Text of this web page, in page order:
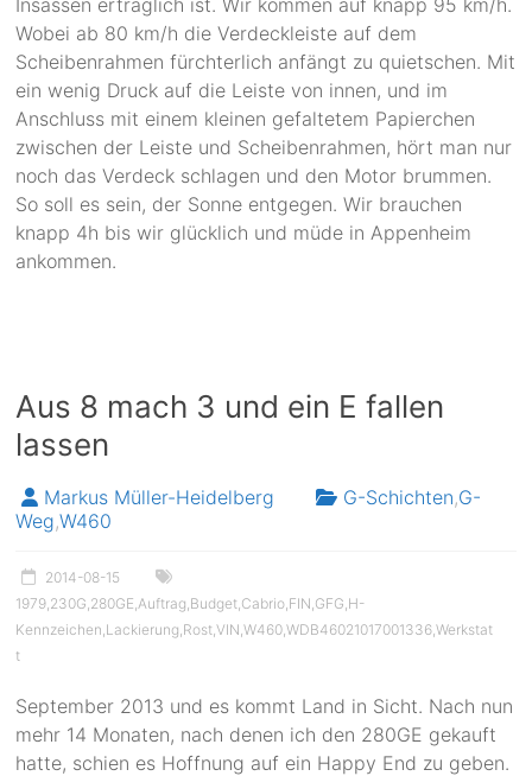
Wobei ab 80 km/h die Verdeckleiste auf dem
Scheibenrahmen fürchterlich anfängt zu quietschen. Mit
ein wenig Druck auf die Leiste von innen, und im
Anschluss mit einem kleinen gefaltetem Papierchen
zwischen der Leiste und Scheibenrahmen, hört man nur
noch das Verdeck schlagen und den Motor brummen.
So soll es sein, der Sonne entgegen. Wir brauchen
knapp 4h bis wir glücklich und müde in Appenheim
ankommen.
Aus 8 mach 3 und ein E fallen
lassen
Markus Müller-Heidelberg G-Schichten,G-
Weg,W460
2014-08-15
1979 230G 280GE Auftrag Budget Cabrio FIN GFG H-
Kennzeichen Lackierung Rost ,VIN ,W460 ,WDB46021017001336 ,Werkstat
t
September 2013 und es kommt Land in Sicht. Nach nun
mehr 14 Monaten, nach denen ich den 280GE gekauft
hatte, schien es Hoffnung auf ein Happy End zu geben.